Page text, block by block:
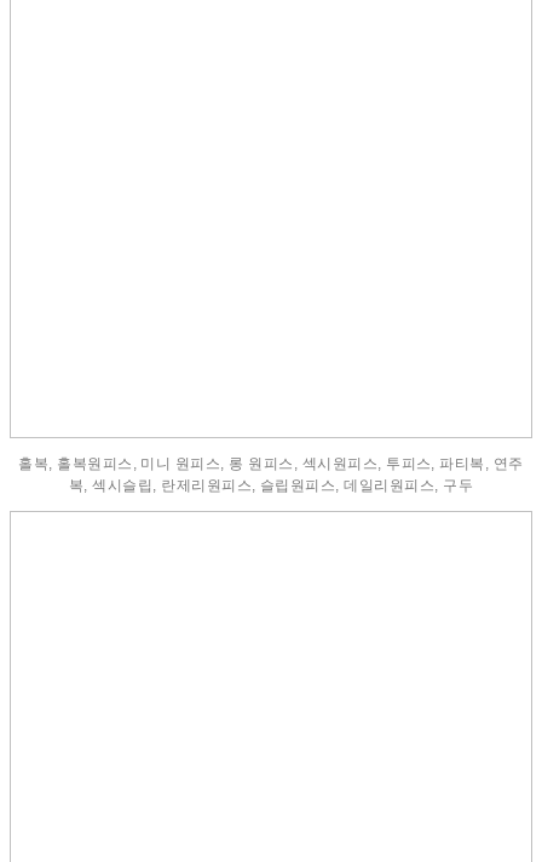
홀복, 홀복원피스, 미니 원피스, 롱 원피스, 섹시원피스, 투피스, 파티복, 연주
복, 섹시슬립, 란제리원피스, 슬립원피스, 데일리원피스, 구두